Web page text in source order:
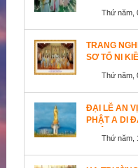
Thứ năm,
TRANG
SƠ TỔ NI
Thứ năm,
ĐẠI LỄ AN
PHẬT A DI
Thứ năm,